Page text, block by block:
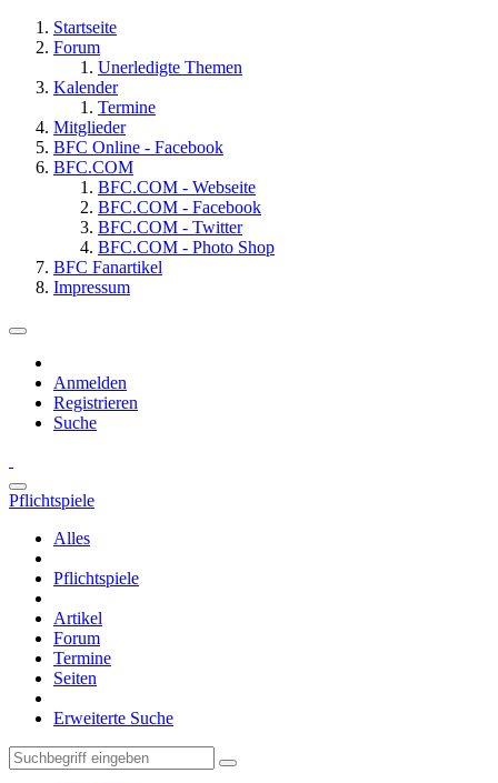
Startseite
Forum
Unerledigte Themen
Kalender
Termine
Mitglieder
BFC Online - Facebook
BFC.COM
BFC.COM - Webseite
BFC.COM - Facebook
BFC.COM - Twitter
BFC.COM - Photo Shop
BFC Fanartikel
Impressum
Anmelden
Registrieren
Suche
Pflichtspiele
Alles
Pflichtspiele
Artikel
Forum
Termine
Seiten
Erweiterte Suche